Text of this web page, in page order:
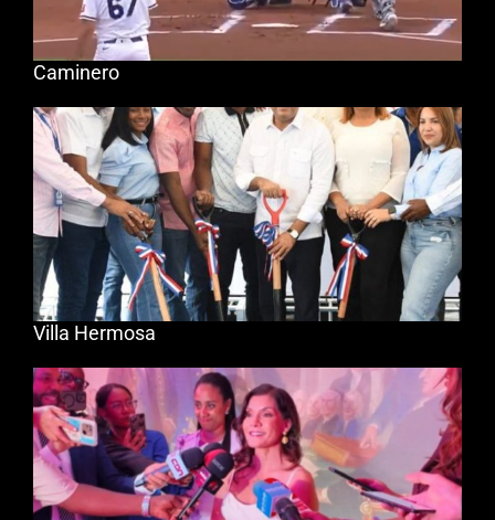
Caminero
Villa Hermosa